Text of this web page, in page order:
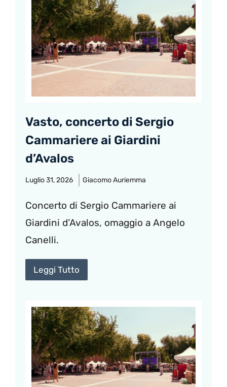
Vasto, concerto di Sergio
Cammariere ai Giardini
d’Avalos
Luglio 31, 2026 Giacomo Auriemma
Concerto di Sergio Cammariere ai
Giardini d’Avalos, omaggio a Angelo
Canelli.
Leggi Tutto